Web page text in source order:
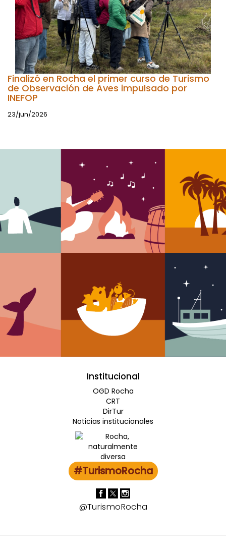
Finalizó en Rocha el primer curso de Turismo
de Observación de Aves impulsado por
INEFOP
23/jun/2026
Institucional
OGD Rocha
CRT
DirTur
Noticias institucionales
#TurismoRocha
@TurismoRocha